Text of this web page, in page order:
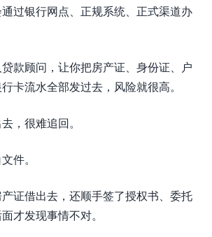
过银行网点、正规系统、正式渠道办
款顾问，让你把房产证、身份证、户
卡流水全部发过去，风险就很高。
，很难追回。
件。
证借出去，还顺手签了授权书、委托
才发现事情不对。